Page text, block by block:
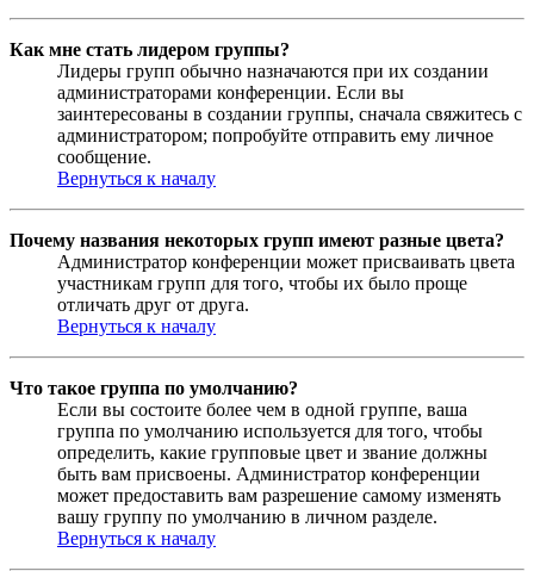
Как мне стать лидером группы?
Лидеры групп обычно назначаются при их создании
администраторами конференции. Если вы
заинтересованы в создании группы, сначала свяжитесь с
администратором; попробуйте отправить ему личное
сообщение.
Вернуться к началу
Почему названия некоторых групп имеют разные цвета?
Администратор конференции может присваивать цвета
участникам групп для того, чтобы их было проще
отличать друг от друга.
Вернуться к началу
Что такое группа по умолчанию?
Если вы состоите более чем в одной группе, ваша
группа по умолчанию используется для того, чтобы
определить, какие групповые цвет и звание должны
быть вам присвоены. Администратор конференции
может предоставить вам разрешение самому изменять
вашу группу по умолчанию в личном разделе.
Вернуться к началу